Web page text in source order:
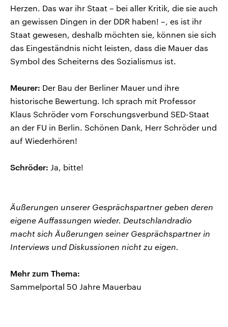
Herzen. Das war ihr Staat – bei aller Kritik, die sie auch
an gewissen Dingen in der DDR haben! –, es ist ihr
Staat gewesen, deshalb möchten sie, können sie sich
das Eingeständnis nicht leisten, dass die Mauer das
Symbol des Scheiterns des Sozialismus ist.
Meurer: Der Bau der Berliner Mauer und ihre
historische Bewertung. Ich sprach mit Professor
Klaus Schröder vom Forschungsverbund SED-Staat
an der FU in Berlin. Schönen Dank, Herr Schröder und
auf Wiederhören!
Schröder: Ja, bitte!
Äußerungen unserer Gesprächspartner geben deren
eigene Auffassungen wieder. Deutschlandradio
macht sich Äußerungen seiner Gesprächspartner in
Interviews und Diskussionen nicht zu eigen.
Mehr zum Thema:
Sammelportal 50 Jahre Mauerbau